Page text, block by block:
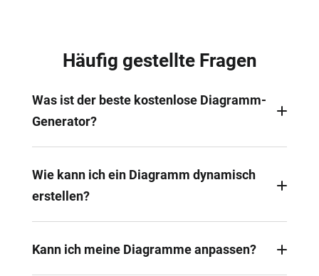
Häufig gestellte Fragen
Was ist der beste kostenlose Diagramm-
Generator?
FlexClip ist eine der besten Wahlmöglichkeiten, da
es den Nutzern ermöglicht, dynamische
Wie kann ich ein Diagramm dynamisch
erstellen?
Standardanimationen ausgestattet. Passen Sie
Kann ich meine Diagramme anpassen?